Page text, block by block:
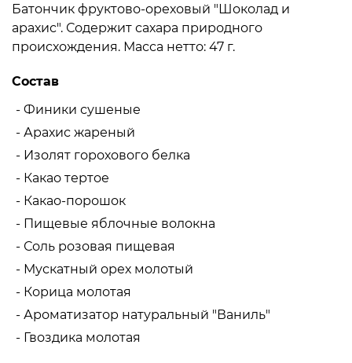
Батончик фруктово-ореховый "Шоколад и
арахис". Содержит сахара природного
происхождения. Масса нетто: 47 г.
Состав
- Финики сушеные
- Арахис жареный
- Изолят горохового белка
- Какао тертое
- Какао-порошок
- Пищевые яблочные волокна
- Соль розовая пищевая
- Мускатный орех молотый
- Корица молотая
- Ароматизатор натуральный "Ваниль"
- Гвоздика молотая